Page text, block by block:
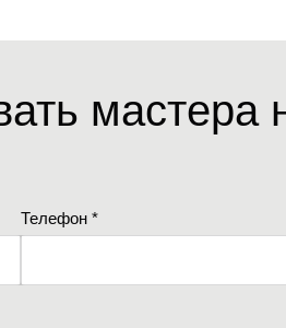
мастера
Телефон *